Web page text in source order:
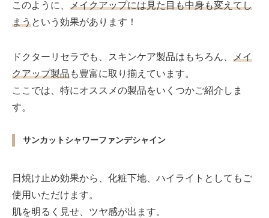
このように、 メイクアップには見た目も中身も変えてし
まうという効果があります！
ドクターリセラでも、スキンケア製品はもちろん、 メイ
クアップ製品も豊富に取り揃えています。
ここでは、特にオススメの製品をいくつかご紹介しま
す。
サンカットシャワーファンデシャイン
日焼け止め効果から、化粧下地、ハイライトとしてもご
使用いただけます。
肌を明るく見せ、ツヤ感が出ます。